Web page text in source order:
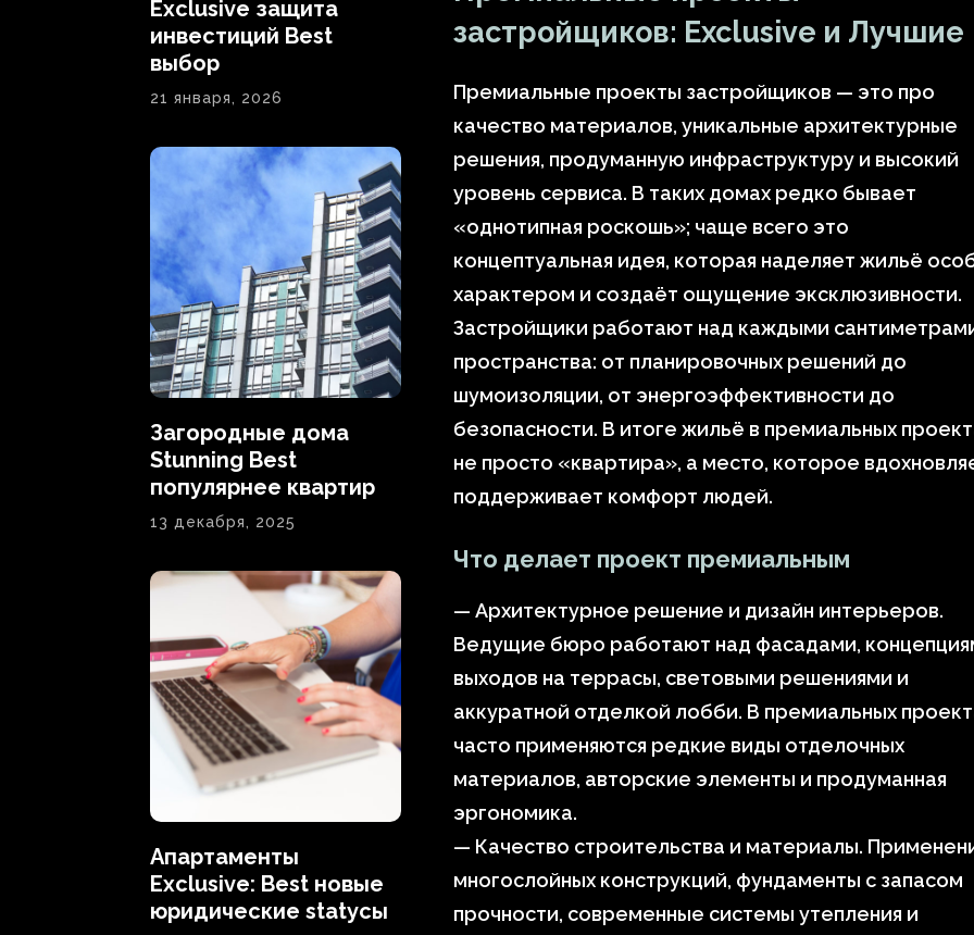
Exclusive защита
инвестиций Best
выбор
21 января, 2026
Загородные дома
Stunning Best
популярнее квартир
13 декабря, 2025
Апартаменты
Exclusive: Best новые
юридические statусы
застройщиков: Exclusive и Лучшие
Премиальные проекты застройщиков — это про
качество материалов, уникальные архитектурные
решения, продуманную инфраструктуру и высокий
уровень сервиса. В таких домах редко бывает
«однотипная роскошь»; чаще всего это
концептуальная идея, которая наделяет жильё
характером и создаёт ощущение эксклюзивности.
Застройщики работают над каждыми
пространства: от планировочных решений до
шумоизоляции, от энергоэффективности до
безопасности. В итоге жильё в премиальных
не просто «квартира», а место, которое
поддерживает комфорт людей.
Что делает проект премиальным
— Архитектурное решение и дизайн интерьеров.
Ведущие бюро работают над фасадами,
выходов на террасы, световыми решениями и
аккуратной отделкой лобби. В премиальных
часто применяются редкие виды отделочных
материалов, авторские элементы и продуманная
эргономика.
— Качество строительства и материалы.
многослойных конструкций, фундаменты с запасом
прочности, современные системы утепления и